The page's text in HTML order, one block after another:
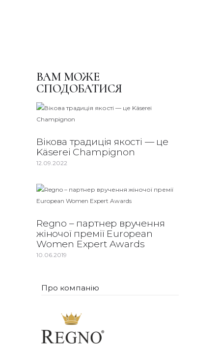
ВАМ МОЖЕ
СПОДОБАТИСЯ
Вікова традиція якості — це
Käserei Champignon
12.09.2022
Regno – партнер вручення
жіночої премії European
Women Expert Awards
10.06.2019
Про компанію